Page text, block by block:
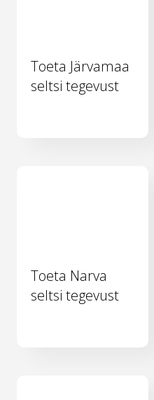
Toeta Järvamaa
seltsi tegevust
Toeta Narva
seltsi tegevust